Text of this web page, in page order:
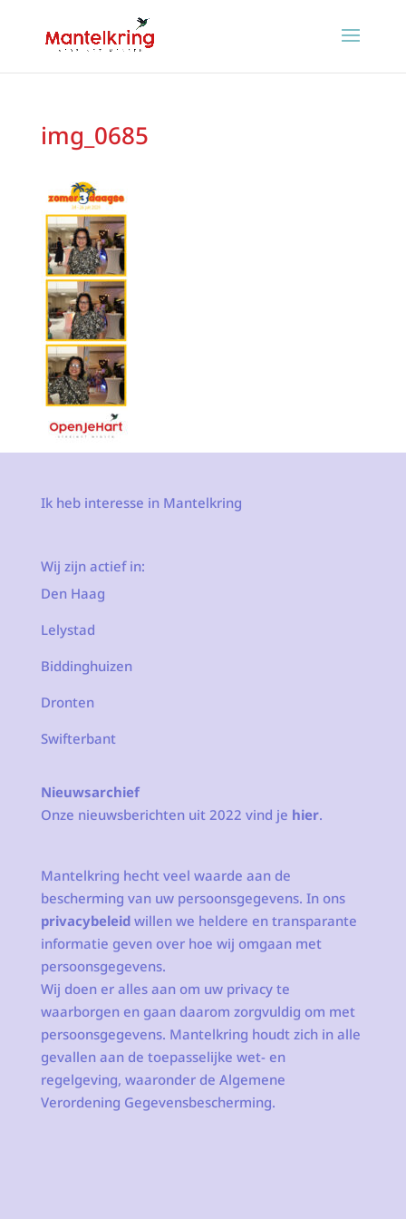
img_0685
Ik heb interesse in Mantelkring
Wij zijn actief in:
Den Haag
Lelystad
Biddinghuizen
Dronten
Swifterbant
Nieuwsarchief
Onze nieuwsberichten uit 2022 vind je hier.
Mantelkring hecht veel waarde aan de
bescherming van uw persoonsgegevens. In ons
privacybeleidwillen we heldere en transparante
informatie geven over hoe wij omgaan met
persoonsgegevens.
Wij doen er alles aan om uw privacy te
waarborgen en gaan daarom zorgvuldig om met
persoonsgegevens. Mantelkring houdt zich in alle
gevallen aan de toepasselijke wet- en
regelgeving, waaronder de Algemene
Verordening Gegevensbescherming.